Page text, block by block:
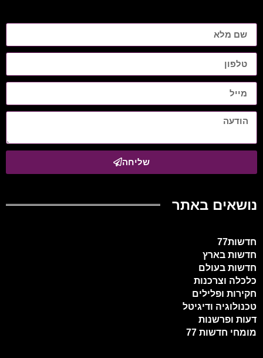
שליחה
נושאים באתר
חדשות77
חדשות בארץ
חדשות בעולם
כלכלה וצרכנות
חקירות ופלילים
טכנולוגיה ודיגיטל
דעות ופרשנות
מומחי חדשות 77